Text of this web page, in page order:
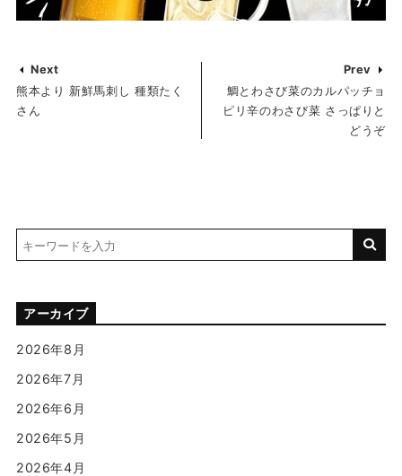
Next
熊本より 新鮮馬刺し 種類たく
さん
Prev
鯛とわさび菜のカルパッチョ
ピリ辛のわさび菜 さっぱりと
どうぞ
アーカイブ
2026年8月
2026年7月
2026年6月
2026年5月
2026年4月